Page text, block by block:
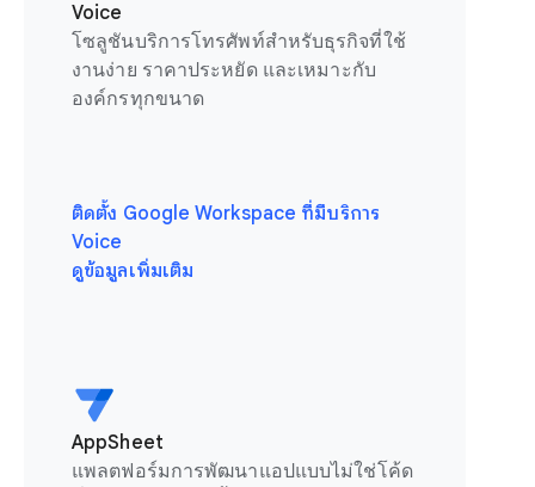
Voice
โซลูชันบริการโทรศัพท์สำหรับธุรกิจที่ใช้
งานง่าย ราคาประหยัด และเหมาะกับ
องค์กรทุกขนาด
ติดตั้ง Google Workspace ที่มีบริการ
Voice
ดูข้อมูลเพิ่มเติม
AppSheet
แพลตฟอร์มการพัฒนาแอปแบบไม่ใช่โค้ด